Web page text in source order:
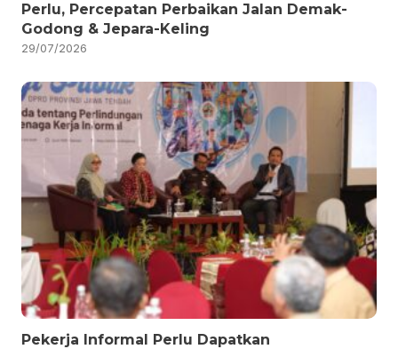
Perlu, Percepatan Perbaikan Jalan Demak-
Godong & Jepara-Keling
29/07/2026
Pekerja Informal Perlu Dapatkan